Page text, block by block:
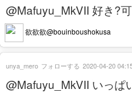
@Mafuyu_MkVII 好き?
欲欲欲@bouinboushokusa
@Mafuyu_MkVII いっぱ
unya_mero フォローする 2020-04-20